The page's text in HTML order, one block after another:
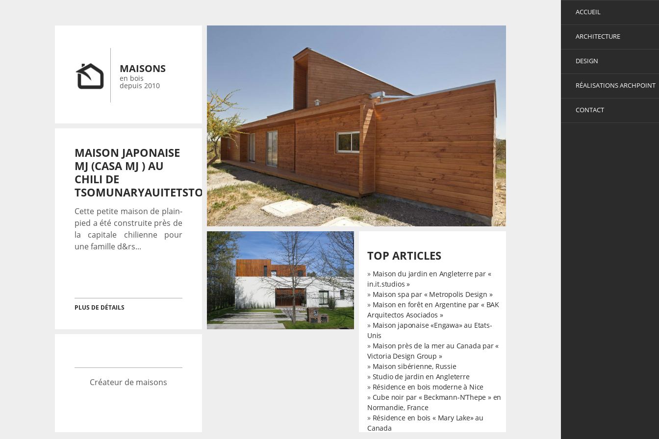
ACCUEIL
ARCHITECTURE
DESIGN
RÉALISATIONS ARCHPOINT
CONTACT
MAISONS
en bois
depuis 2010
MAISON JAPONAISE
MJ (CASA MJ ) AU
CHILI DE
TSOMUNARYAUITETSTOS
Cette petite maison de plain-
pied a été construite près de
la capitale chilienne pour
une famille d&rs...
PLUS DE DÉTAILS
ARGENTINE
Architecture
TOP ARTICLES
» Maison du jardin en Angleterre par «
in.it.studios »
» Maison spa par « Metropolis Design »
» Maison en forêt en Argentine par « BAK
Arquitectos Asociados »
» Maison japonaise «Engawa» au Etats-
Unis
» Maison près de la mer au Canada par «
Victoria Design Group »
» Maison sibérienne, Russie
» Studio de jardin en Angleterre
» Résidence en bois moderne à Nice
» Cube noir par « Beckmann-N’Thepe » en
Normandie, France
» Résidence en bois « Mary Lake» au
Canada
Créateur de maisons